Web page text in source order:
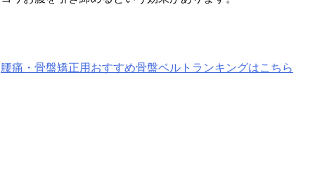
腰痛・骨盤矯正用おすすめ骨盤ベルトランキングはこちら